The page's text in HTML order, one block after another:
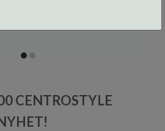
itemitem
CENTROSTYLE